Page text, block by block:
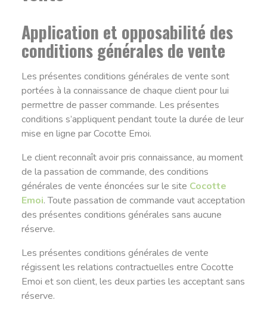
Application et opposabilité des
conditions générales de vente
Les présentes conditions générales de vente sont
portées à la connaissance de chaque client pour lui
permettre de passer commande. Les présentes
conditions s’appliquent pendant toute la durée de leur
mise en ligne par Cocotte Emoi.
Le client reconnaît avoir pris connaissance, au moment
de la passation de commande, des conditions
générales de vente énoncées sur le site Cocotte
Emoi. Toute passation de commande vaut acceptation
des présentes conditions générales sans aucune
réserve.
Les présentes conditions générales de vente
régissent les relations contractuelles entre Cocotte
Emoi et son client, les deux parties les acceptant sans
réserve.